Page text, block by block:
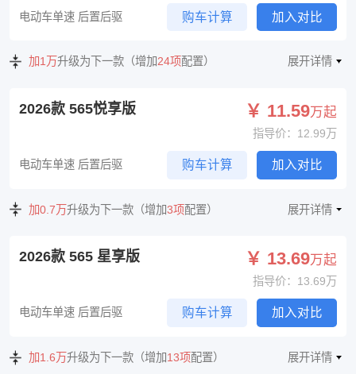
电动车单速 后置后驱 购车计算 加入对比
加1万升级为下一款（增加24项配置） 展开详情
2026款 565悦享版 ￥ 11.59万起
指导价：12.99万
电动车单速 后置后驱 购车计算 加入对比
加0.7万升级为下一款（增加3项配置） 展开详情
2026款 565 星享版 ￥ 13.69万起
指导价：13.69万
电动车单速 后置后驱 购车计算 加入对比
加1.6万升级为下一款（增加13项配置） 展开详情